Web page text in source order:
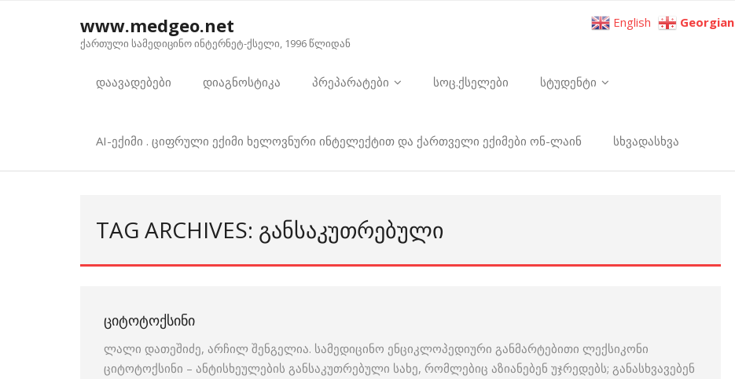
www.medgeo.net
ქართული სამედიცინო ინტერნეტ-ქსელი, 1996 წლიდან
დაავადებები დიაგნოსტიკა პრეპარატები სოც.ქსელები სტუდენტი
AI-ექიმი . ციფრული ექიმი ხელოვნური ინტელექტით და ქართველი ექიმები ონ-ლაინ სხვადასხვა
TAG ARCHIVES: ᲒᲐᲜᲡᲐᲙᲣᲗᲠᲔᲑᲣᲚᲘ
ᲪᲘᲢᲝᲢᲝᲥᲡᲘᲜᲘ
ლალი დათეშიძე, არჩილ შენგელია. სამედიცინო ენციკლოპედიური განმარტებითი ლექსიკონი
ციტოტოქსინი – ანტისხეულების განსაკუთრებული სახე, რომლებიც აზიანებენ უჯრედებს; განასხვავებენ
English Georgian